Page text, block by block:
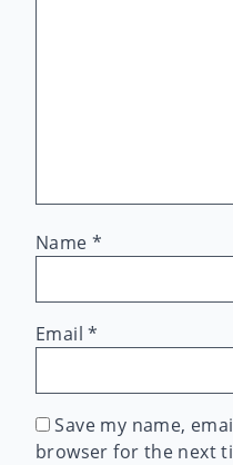
Name *
Email*
Save my name,
browser for the next